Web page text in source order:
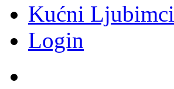
Kućni Ljubimci
Login